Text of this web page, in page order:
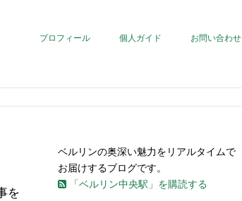
プロフィール 個人ガイド お問い合わせ
を
ベルリンの奥深い魅力をリアルタイムで
お届けするブログです。
「ベルリン中央駅」を購読する